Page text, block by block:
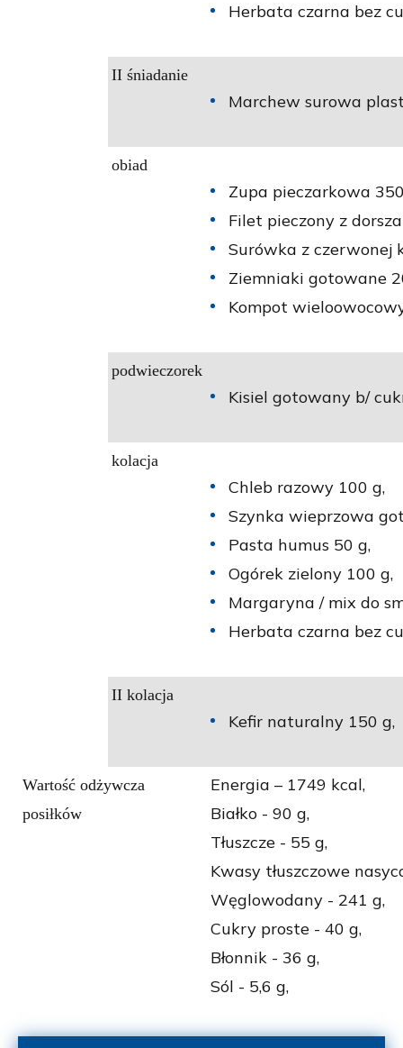
Herbata czarna bez
II śniadanie
Marchew surowa
obiad
Zupa pieczarkowa
Filet pieczony z
Surówka z czerwonej
Ziemniaki gotowane
Kompot
podwieczorek
Kisiel gotowany b/
kolacja
Chleb razowy 100 g,
Szynka wieprzowa
Pasta humus 50 g,
Ogórek zielony 100 g,
Margaryna / mix do
Herbata czarna bez
II kolacja
Kefir naturalny 150 g,
Wartość odżywcza
posiłków
Energia – 1749 kcal,
Białko - 90 g,
Tłuszcze - 55 g,
Kwasy tłuszczowe
Węglowodany - 241 g,
Cukry proste - 40 g,
Błonnik - 36 g,
Sól - 5,6 g,